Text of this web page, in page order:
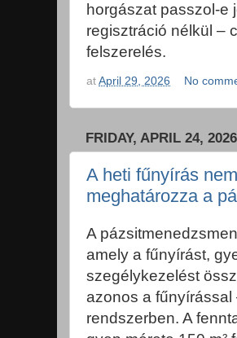
horgászat passzol-e
regisztráció nélkül –
felszerelés.
at April 29, 2026 No
FRIDAY, APRIL 24, 2026
A heti fűnyírás
meghatározza a
A
amely a fűnyírást,
szegélykezelést
azonos a
rendszerben. A